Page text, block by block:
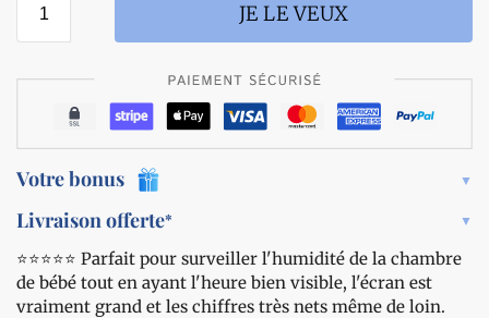
JE LE VEUX
Votre bonus
Livraison offerte*
⭐️⭐️⭐️⭐️⭐️ Parfait pour surveiller l'humidité de la chambre
de bébé tout en ayant l'heure bien visible, l'écran est
vraiment grand et les chiffres très nets même de loin.